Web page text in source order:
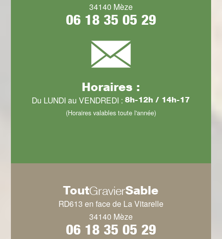
34140 Mèze
06 18 35 05 29
Horaires :
Du LUNDI au VENDREDI :8h-12h / 14h-17
(Horaires valables toute l'année)
ToutGravierSable
RD613 en face de La Vitarelle
34140 Mèze
06 18 35 05 29